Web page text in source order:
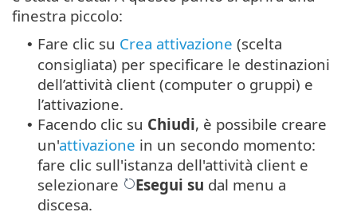
finestra piccolo:
• Fare clic su Crea attivazione (scelta
consigliata) per specificare le destinazioni
dell’attività client (computer o gruppi) e
l’attivazione.
• Facendo clic su Chiudi, è possibile creare
un'attivazione in un secondo momento:
fare clic sull'istanza dell'attività client e
selezionare
Esegui su dal menu a
discesa.